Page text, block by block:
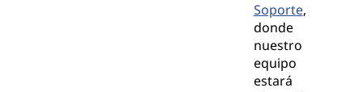
Soporte,
donde
nuestro
equipo
estará